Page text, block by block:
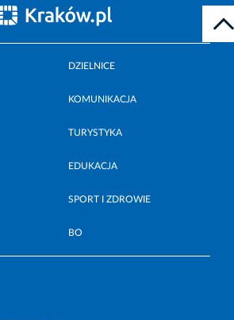
DZIELNICE
KOMUNIKACJA
TURYSTYKA
EDUKACJA
SPORT I ZDROWIE
BO